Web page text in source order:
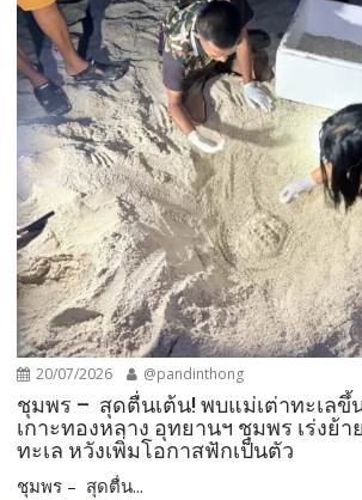
20/07/2026 @pandinthong
ชุมพร – สุดตื่นเต้น! พบแม่เต่าทะเลขึ้
เกาะทองหลาง อุทยานฯ ชุมพร เร่งย้
ทะเล หวังเพิ่มโอกาสฟักเป็นตัว
ชุมพร – สุดตื่น...